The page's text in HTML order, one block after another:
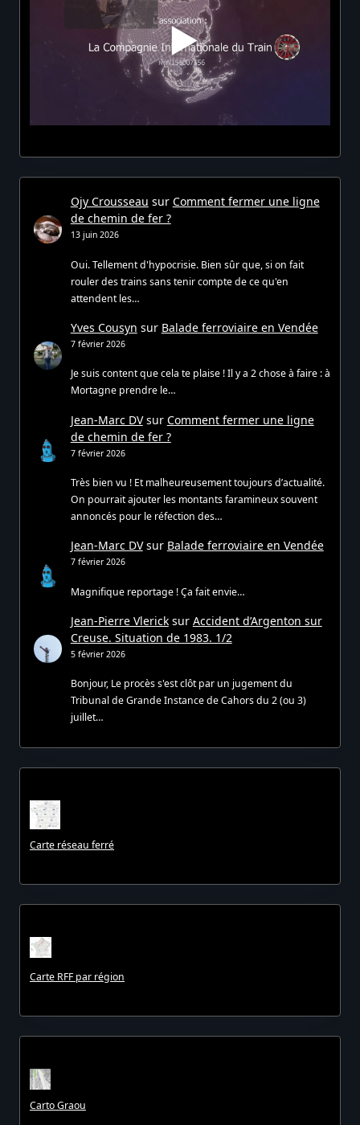
Ojy Crousseau sur Comment fermer une ligne
de chemin de fer ?
13 juin 2026
Oui. Tellement d'hypocrisie. Bien sûr que, si on fait
rouler des trains sans tenir compte de ce qu'en
attendent les…
Yves Cousyn sur Balade ferroviaire en Vendée
7 février 2026
Je suis content que cela te plaise ! Il y a 2 chose à faire : à
Mortagne prendre le…
Jean-Marc DVsur Comment fermer une ligne
de chemin de fer ?
7 février 2026
Très bien vu ! Et malheureusement toujours d’actualité.
On pourrait ajouter les montants faramineux souvent
annoncés pour le réfection des…
Jean-Marc DVsur Balade ferroviaire en Vendée
7 février 2026
Magnifique reportage ! Ça fait envie…
Jean-Pierre Vlericksur Accident d’Argenton sur
Creuse. Situation de 1983. 1/2
5 février 2026
Bonjour, Le procès s'est clôt par un jugement du
Tribunal de Grande Instance de Cahors du 2 (ou 3)
juillet…
Carte réseau ferré
Carte RFF par région
Carto Graou